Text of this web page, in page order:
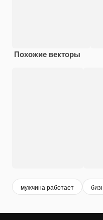
Похожие векторы
мужчина работает